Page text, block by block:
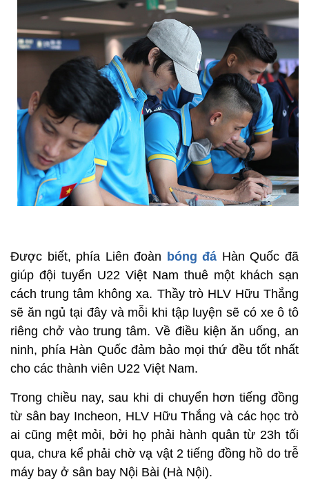
Được biết, phía Liên đoàn bóng đá Hàn Quốc đã
giúp đội tuyển U22 Việt Nam thuê một khách sạn
cách trung tâm không xa. Thầy trò HLV Hữu Thắng
sẽ ăn ngủ tại đây và mỗi khi tập luyện sẽ có xe ô tô
riêng chở vào trung tâm. Về điều kiện ăn uống, an
ninh, phía Hàn Quốc đảm bảo mọi thứ đều tốt nhất
cho các thành viên U22 Việt Nam.
Trong chiều nay, sau khi di chuyển hơn tiếng đồng
từ sân bay Incheon, HLV Hữu Thắng và các học trò
ai cũng mệt mỏi, bởi họ phải hành quân từ 23h tối
qua, chưa kể phải chờ vạ vật 2 tiếng đồng hồ do trễ
máy bay ở sân bay Nội Bài (Hà Nội).